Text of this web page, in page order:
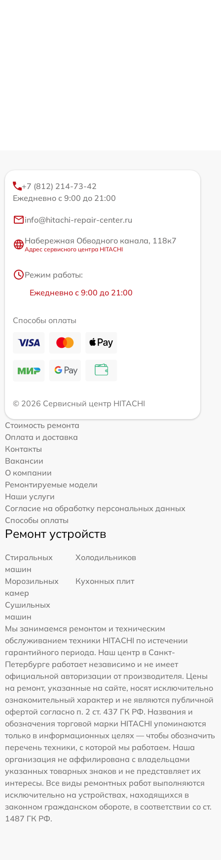
+7 (812) 214-73-42
Ежедневно с 9:00 до 21:00
info@hitachi-repair-center.ru
Набережная Обводного канала, 118к7
Адрес сервисного центра HITACHI
Режим работы:
Ежедневно с 9:00 до 21:00
Способы оплаты
© 2026 Сервисный центр HITACHI
Стоимость ремонта
Оплата и доставка
Контакты
Вакансии
О компании
Ремонтируемые модели
Наши услуги
Согласие на обработку персональных данных
Способы оплаты
Ремонт устройств
Стиральных
машин
Холодильников
Морозильных
камер
Кухонных плит
Сушильных
машин
Мы занимаемся ремонтом и техническим
обслуживанием техники HITACHI по истечении
гарантийного периода. Наш центр в Санкт-
Петербурге работает независимо и не имеет
официальной авторизации от производителя. Цены
на ремонт, указанные на сайте, носят исключительно
ознакомительный характер и не являются публичной
офертой согласно п. 2 ст. 437 ГК РФ. Названия и
обозначения торговой марки HITACHI упоминаются
только в информационных целях — чтобы обозначить
перечень техники, с которой мы работаем. Наша
организация не аффилирована с владельцами
указанных товарных знаков и не представляет их
интересы. Все виды ремонтных работ выполняются
исключительно на устройствах, находящихся в
законном гражданском обороте, в соответствии со ст.
1487 ГК РФ.